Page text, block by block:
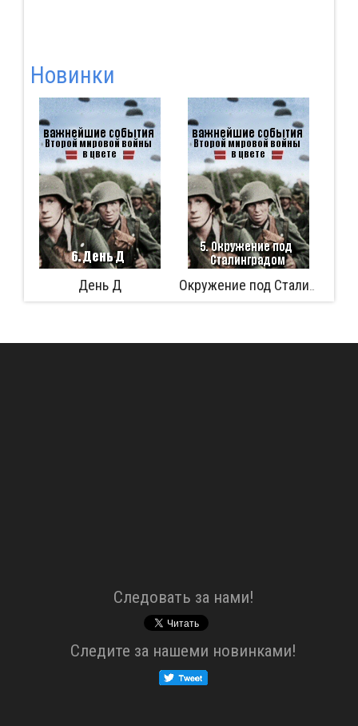
Новинки
День Д Окружение под Сталинградом Аферист
Cледовать за нами!
Cледите за нашеми новинками!